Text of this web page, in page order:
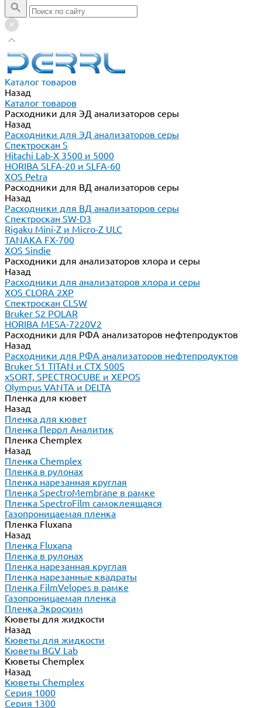
Каталог товаров
Назад
Каталог товаров
Расходники для ЭД анализаторов серы
Назад
Расходники для ЭД анализаторов серы
Спектроскан S
Hitachi Lab-X 3500 и 5000
HORIBA SLFA-20 и SLFA-60
XOS Petra
Расходники для ВД анализаторов серы
Назад
Расходники для ВД анализаторов серы
Спектроскан SW-D3
Rigaku Mini-Z и Micro-Z ULC
TANAKA FX-700
XOS Sindie
Расходники для анализаторов хлора и серы
Назад
Расходники для анализаторов хлора и серы
XOS CLORA 2XP
Спектроскан CLSW
Bruker S2 POLAR
HORIBA MESA-7220V2
Расходники для РФА анализаторов нефтепродуктов
Назад
Расходники для РФА анализаторов нефтепродуктов
Bruker S1 TITAN и CTX 500S
xSORT, SPECTROCUBE и XEPOS
Olympus VANTA и DELTA
Пленка для кювет
Назад
Пленка для кювет
Пленка Перрл Аналитик
Пленка Chemplex
Назад
Пленка Chemplex
Пленка в рулонах
Пленка нарезанная круглая
Пленка SpectroMembrane в рамке
Пленка SpectroFilm самоклеящаяся
Газопроницаемая пленка
Пленка Fluxana
Назад
Пленка Fluxana
Пленка в рулонах
Пленка нарезанная круглая
Пленка нарезанные квадраты
Пленка FilmVelopes в рамке
Газопроницаемая пленка
Пленка Экросхим
Кюветы для жидкости
Назад
Кюветы для жидкости
Кюветы BGV Lab
Кюветы Chemplex
Назад
Кюветы Chemplex
Серия 1000
Серия 1300